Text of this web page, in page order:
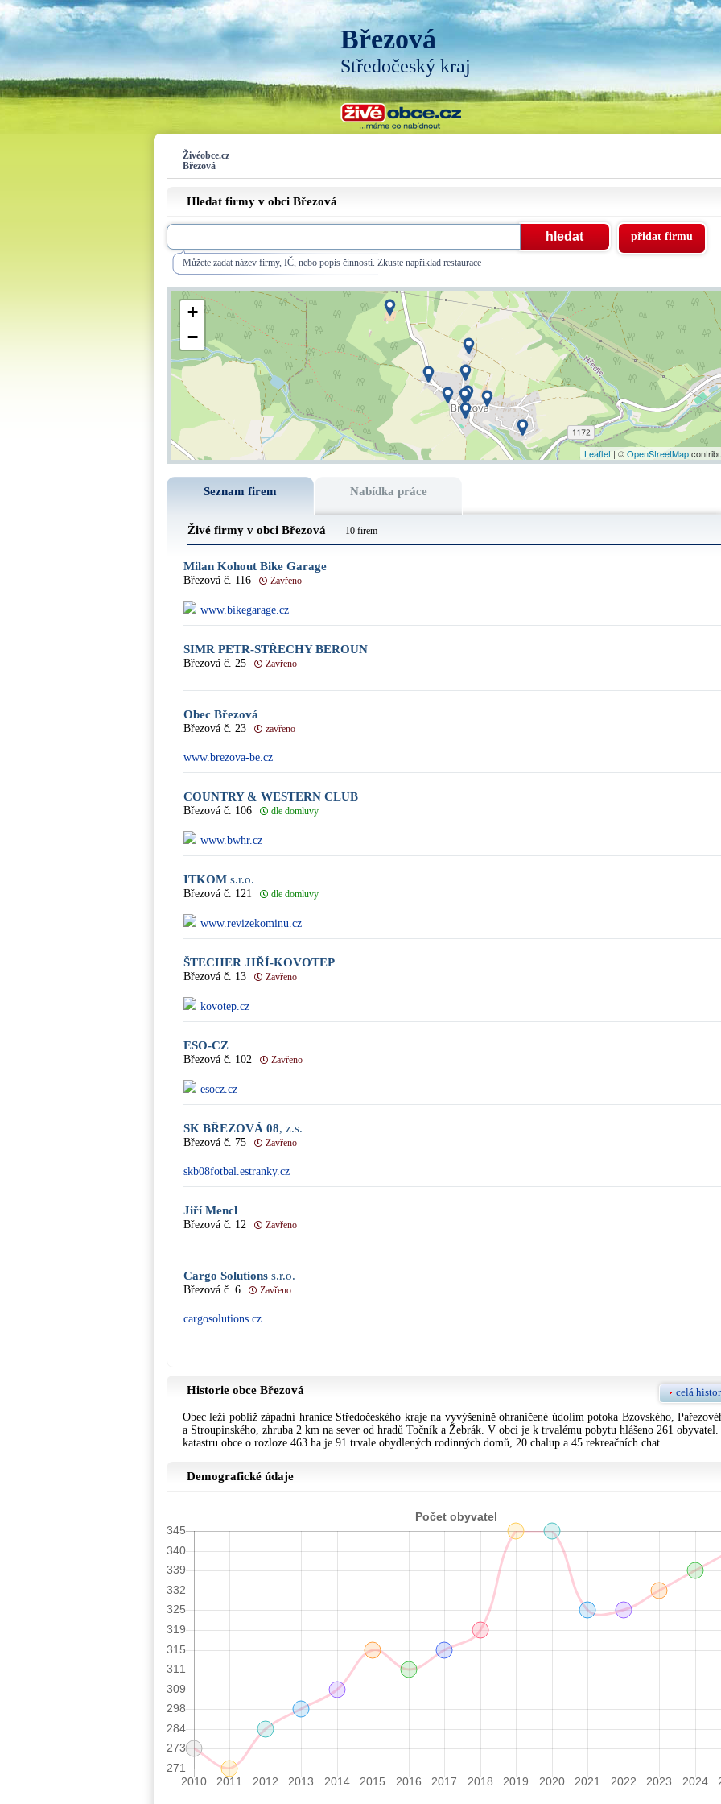
Březová
Středočeský kraj
Živéobce.cz
Březová
Hledat firmy v obci Březová
Můžete zadat název firmy, IČ, nebo popis činnosti. Zkuste například restaurace
přidat firmu
+
−
Leaflet | ©OpenStreetMap
Seznam firem Nabídka práce
Živé firmy v obci Březová 10 firem
Milan Kohout Bike Garage
Březová č. 116 Zavřeno
www.bikegarage.cz
SIMR PETR-STŘECHY BEROUN
Březová č. 25 Zavřeno
Obec Březová
Březová č. 23 zavřeno
www.brezova-be.cz
COUNTRY & WESTERN CLUB
Březová č. 106 dle domluvy
www.bwhr.cz
ITKOM s.r.o.
Březová č. 121 dle domluvy
www.revizekominu.cz
ŠTECHER JIŘÍ-KOVOTEP
Březová č. 13 Zavřeno
kovotep.cz
ESO-CZ
Březová č. 102 Zavřeno
esocz.cz
SK BŘEZOVÁ 08, z.s.
Březová č. 75 Zavřeno
skb08fotbal.estranky.cz
Jiří Mencl
Březová č. 12 Zavřeno
Cargo Solutions s.r.o.
Březová č. 6 Zavřeno
cargosolutions.cz
Historie obce Březová celá
Obec leží poblíž západní hranice Středočeského kraje na vyvýšenině ohraničené údolím potoka Bzovského,
a Stroupinského, zhruba 2 km na sever od hradů Točník a Žebrák. V obci je k trvalému pobytu hlášeno 261
katastru obce o rozloze 463 ha je 91 trvale obydlených rodinných domů, 20 chalup a 45 rekreačních chat.
Demografické údaje